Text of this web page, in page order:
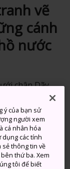
vẽ
cánh
nước
chân Dãy
đến mức
trên các
Hokkaido.
quan là Hồ
với làn nước
ý của bạn sử
người xem
cá nhân hóa
dụng các tính
sẻ thông tin về
thứ ba. Xem
tôi để biết